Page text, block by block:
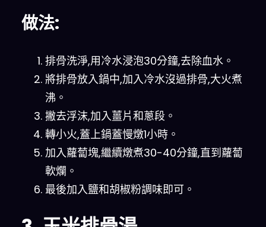
做法:
排骨洗淨,用冷水浸泡30分鐘,去除血水。
將排骨放入鍋中,加入冷水沒過排骨,大火煮
沸。
撇去浮沫,加入薑片和蔥段。
轉小火,蓋上鍋蓋慢燉1小時。
加入蘿蔔塊,繼續燉煮30-40分鐘,直到蘿蔔
軟爛。
最後加入鹽和胡椒粉調味即可。